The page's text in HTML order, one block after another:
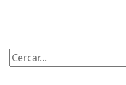
Cercar: